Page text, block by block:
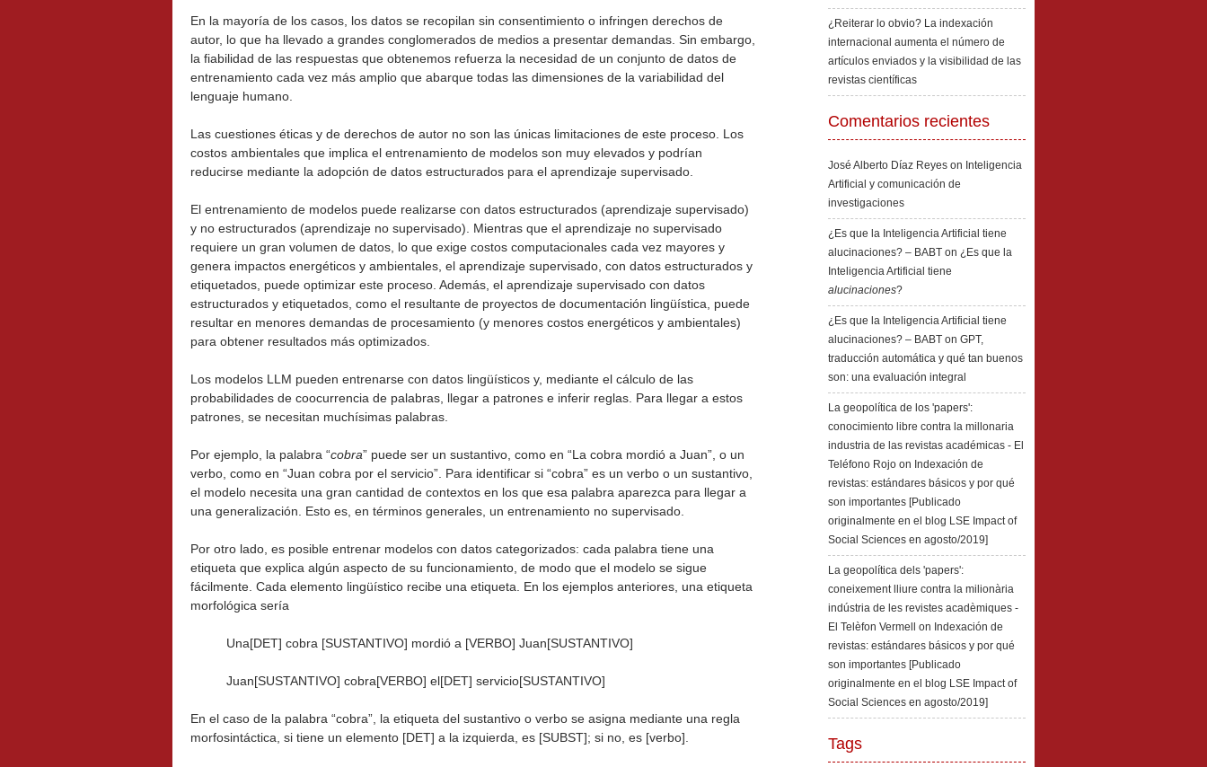
En la mayoría de los casos, los datos se recopilan sin consentimiento o infringen derechos de
autor, lo que ha llevado a grandes conglomerados de medios a presentar demandas. Sin embargo,
la fiabilidad de las respuestas que obtenemos refuerza la necesidad de un conjunto de datos de
entrenamiento cada vez más amplio que abarque todas las dimensiones de la variabilidad del
lenguaje humano.
Las cuestiones éticas y de derechos de autor no son las únicas limitaciones de este proceso. Los
costos ambientales que implica el entrenamiento de modelos son muy elevados y podrían
reducirse mediante la adopción de datos estructurados para el aprendizaje supervisado.
El entrenamiento de modelos puede realizarse con datos estructurados (aprendizaje supervisado)
y no estructurados (aprendizaje no supervisado). Mientras que el aprendizaje no supervisado
requiere un gran volumen de datos, lo que exige costos computacionales cada vez mayores y
genera impactos energéticos y ambientales, el aprendizaje supervisado, con datos estructurados y
etiquetados, puede optimizar este proceso. Además, el aprendizaje supervisado con datos
estructurados y etiquetados, como el resultante de proyectos de documentación lingüística, puede
resultar en menores demandas de procesamiento (y menores costos energéticos y ambientales)
para obtener resultados más optimizados.
Los modelos LLM pueden entrenarse con datos lingüísticos y, mediante el cálculo de las
probabilidades de coocurrencia de palabras, llegar a patrones e inferir reglas. Para llegar a estos
patrones, se necesitan muchísimas palabras.
Por ejemplo, la palabra “cobra” puede ser un sustantivo, como en “La cobra mordió a Juan”, o un
verbo, como en “Juan cobra por el servicio”. Para identificar si “cobra” es un verbo o un sustantivo,
el modelo necesita una gran cantidad de contextos en los que esa palabra aparezca para llegar a
una generalización. Esto es, en términos generales, un entrenamiento no supervisado.
Por otro lado, es posible entrenar modelos con datos categorizados: cada palabra tiene una
etiqueta que explica algún aspecto de su funcionamiento, de modo que el modelo se sigue
fácilmente. Cada elemento lingüístico recibe una etiqueta. En los ejemplos anteriores, una etiqueta
morfológica sería
Una[DET] cobra [SUSTANTIVO] mordió a [VERBO] Juan[SUSTANTIVO]
Juan[SUSTANTIVO] cobra[VERBO] el[DET] servicio[SUSTANTIVO]
En el caso de la palabra “cobra”, la etiqueta del sustantivo o verbo se asigna mediante una regla
morfosintáctica, si tiene un elemento [DET] a la izquierda, es [SUBST]; si no, es [verbo].
¿Reiterar lo obvio? La indexación
internacional aumenta el número de
artículos enviados y la visibilidad de las
revistas científicas
Comentarios recientes
José Alberto Díaz Reyes on Inteligencia
Artificial y comunicación de
investigaciones
¿Es que la Inteligencia Artificial tiene
alucinaciones? – BABT on ¿Es que la
Inteligencia Artificial tiene
alucinaciones?
¿Es que la Inteligencia Artificial tiene
alucinaciones? – BABT on GPT,
traducción automática y qué tan buenos
son: una evaluación integral
La geopolítica de los 'papers':
conocimiento libre contra la millonaria
industria de las revistas académicas - El
Teléfono Rojo on Indexación de
revistas: estándares básicos y por qué
son importantes [Publicado
originalmente en el blog LSE Impact of
Social Sciences en agosto/2019]
La geopolítica dels 'papers':
coneixement lliure contra la milionària
indústria de les revistes acadèmiques -
El Telèfon Vermell
on Indexación de
revistas: estándares básicos y por qué
son importantes [Publicado
originalmente en el blog LSE Impact of
Social Sciences en agosto/2019]
Tags